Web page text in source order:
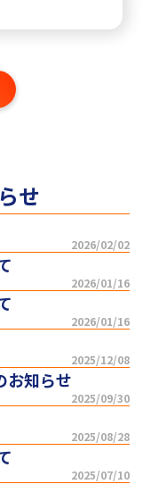
せ
2026/02/02
2026/01/16
2026/01/16
2025/12/08
お知らせ
2025/09/30
2025/08/28
2025/07/10